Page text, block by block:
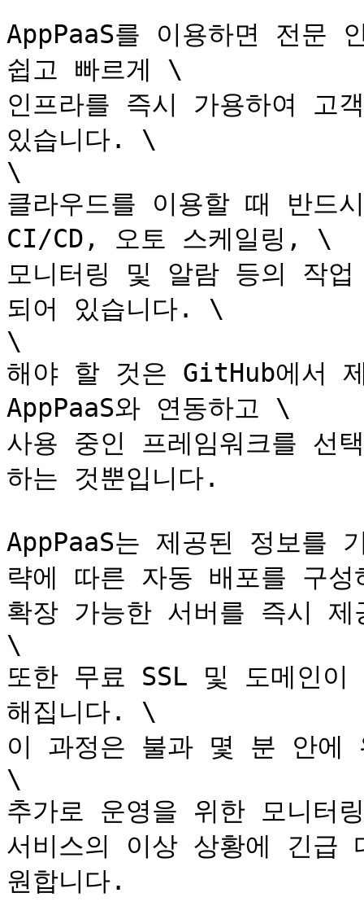
AppPaaS를 이용하면 전문
쉽고 빠르게 \
인프라를 즉시 가용하여 고
있습니다. \
\
클라우드를 이용할 때 반드
CI/CD, 오토 스케일링, \
모니터링 및 알람 등의 작
되어 있습니다. \
\
해야 할 것은 GitHub에서
AppPaaS와 연동하고 \
사용 중인 프레임워크를 선
하는 것뿐입니다.
AppPaaS는 제공된 정보를
략에 따른 자동 배포를 구
확장 가능한 서버를 즉시
\
또한 무료 SSL 및 도메인
해집니다. \
이 과정은 불과 몇 분 안에
\
추가로 운영을 위한 모니터
서비스의 이상 상황에 긴급
원합니다.